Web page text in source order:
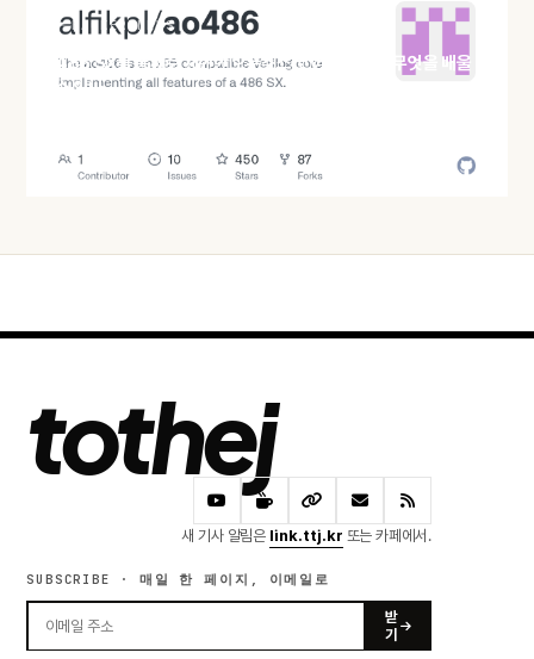
HACKER NEWS
486 SX를 통째로 재현한 오픈소스 코어 ao486, 무엇을 배울
수 있나
어제 · 60 READS
tothej
새 기사 알림은 link.ttj.kr 또는 카페에서.
SUBSCRIBE · 매일 한 페이지, 이메일로
받
기